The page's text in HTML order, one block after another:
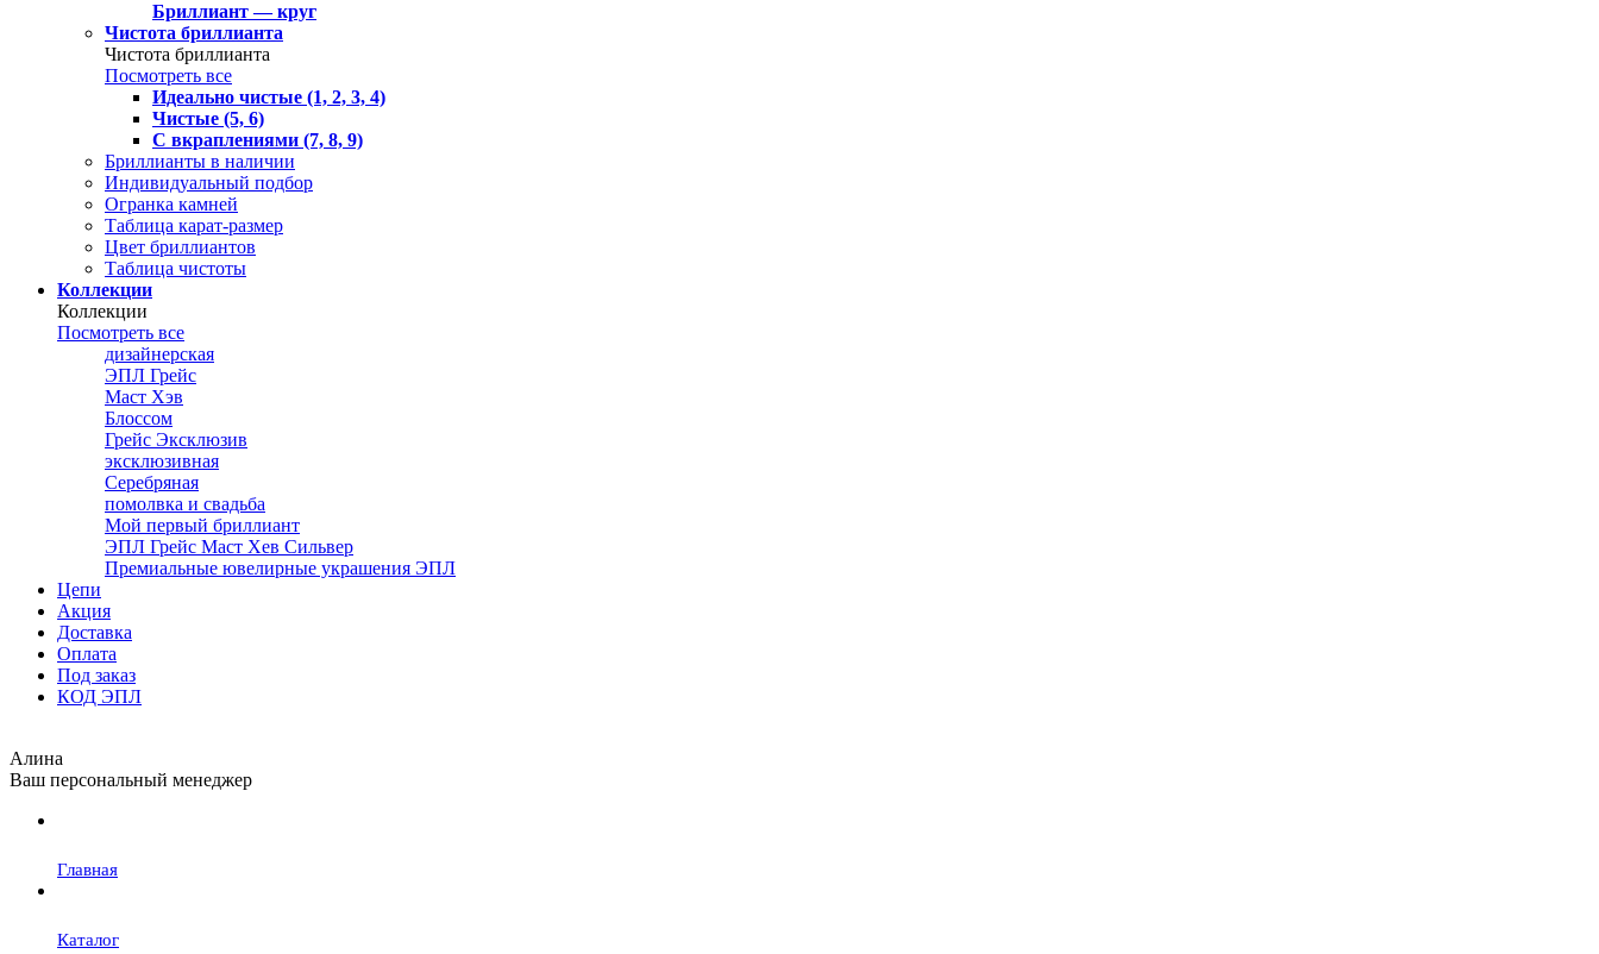
Бриллиант — круг
Чистота бриллианта
Чистота бриллианта
Посмотреть все
Идеально чистые (1, 2, 3, 4)
Чистые (5, 6)
С вкраплениями (7, 8, 9)
Бриллианты в наличии
Индивидуальный подбор
Огранка камней
Таблица карат-размер
Цвет бриллиантов
Таблица чистоты
Коллекции
Коллекции
Посмотреть все
дизайнерская
ЭПЛ Грейс
Маст Хэв
Блоссом
Грейс Эксклюзив
эксклюзивная
Серебряная
помолвка и свадьба
Мой первый бриллиант
ЭПЛ Грейс Маст Хев Сильвер
Премиальные ювелирные украшения ЭПЛ
Цепи
Акция
Доставка
Оплата
Под заказ
КОД ЭПЛ
Алина
Ваш персональный менеджер
Главная
Каталог